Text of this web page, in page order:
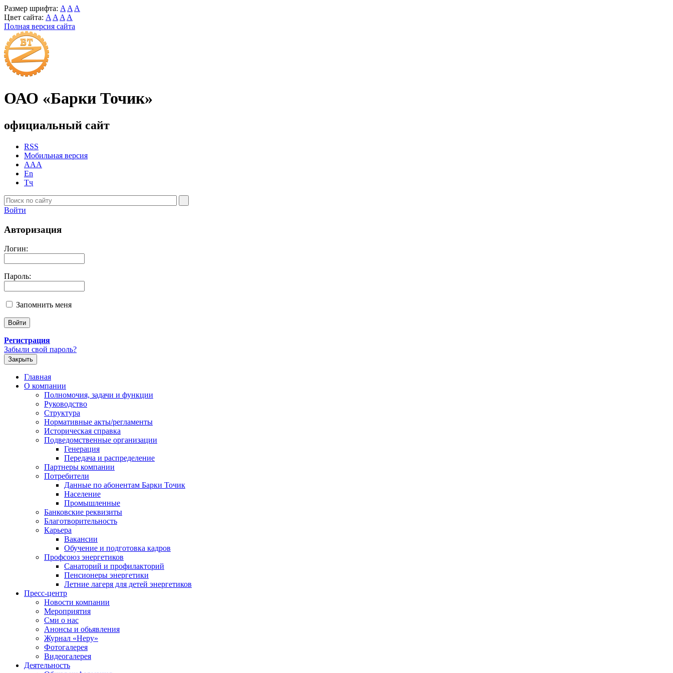
Размер шрифта: A A A
Цвет сайта: A A A A
Полная версия сайта
ОАО «Барки Точик»
официальный сайт
RSS
Мобильная версия
AAA
En
Тҷ
Войти
Авторизация
Логин:
Пароль:
Запомнить меня
Регистрация
Забыли свой пароль?
Закрыть
Главная
О компании
Полномочия, задачи и функции
Руководство
Структура
Нормативные акты/регламенты
Историческая справка
Подведомственные организации
Генерация
Передача и распределение
Партнеры компании
Потребители
Данные по абонентам Барки Точик
Население
Промышленные
Банковские реквизиты
Благотворительность
Карьера
Вакансии
Обучение и подготовка кадров
Профсоюз энергетиков
Санаторий и профилакторий
Пенсионеры энергетики
Летние лагеря для детей энергетиков
Пресс-центр
Новости компании
Мероприятия
Сми о нас
Анонсы и обьявления
Журнал «Неру»
Фотогалерея
Видеогалерея
Деятельность